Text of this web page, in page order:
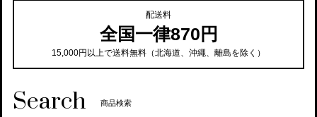
配送料
全国一律870円
15,000円以上で送料無料（北海道、沖繩、離島を除く）
Search 商品検索